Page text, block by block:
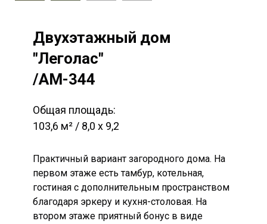
Двухэтажный дом
"Леголас"
/AM-344
Общая площадь:
103,6 м² / 8,0 х 9,2
Практичный вариант загородного дома. На
первом этаже есть тамбур, котельная,
гостиная с дополнительным пространством
благодаря эркеру и кухня-столовая. На
втором этаже приятный бонус в виде